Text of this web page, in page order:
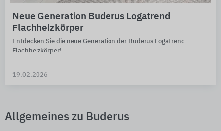
Neue Generation Buderus Logatrend
Flachheizkörper
Entdecken Sie die neue Generation der Buderus Logatrend
Flachheizkörper!
19.02.2026
Allgemeines zu Buderus